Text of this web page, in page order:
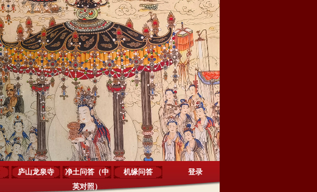
庐山龙泉寺
净土问答（中
英对照）
机缘问答 登录